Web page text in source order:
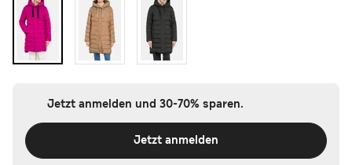
Jetzt anmelden und 30-70% sparen.
Jetzt anmelden